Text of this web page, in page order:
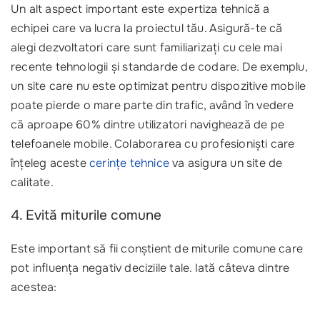
Un alt aspect important este expertiza tehnică a
echipei care va lucra la proiectul tău. Asigură-te că
alegi dezvoltatori care sunt familiarizați cu cele mai
recente tehnologii și standarde de codare. De exemplu,
un site care nu este optimizat pentru dispozitive mobile
poate pierde o mare parte din trafic, având în vedere
că aproape 60% dintre utilizatori navighează de pe
telefoanele mobile. Colaborarea cu profesioniști care
înțeleg acestecerințe tehniceva asigura un site de
calitate.
4. Evită miturile comune
Este important să fii conștient de miturile comune care
pot influența negativ deciziile tale. Iată câteva dintre
acestea: